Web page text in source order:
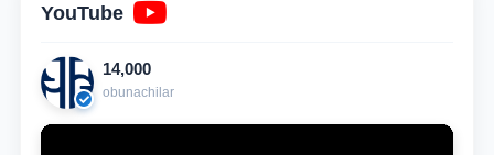
YouTube
14,000
obunachilar